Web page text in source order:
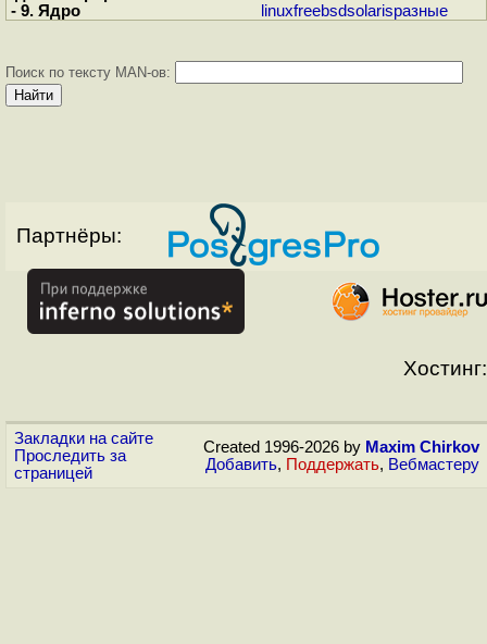
- 9. Ядро
linuxfreebsdsolarisразные
Поиск по тексту MAN-ов:
Партнёры:
Хостинг:
Закладки на сайте
Проследить за
страницей
Created 1996-2026 by Maxim Chirkov
Добавить, Поддержать, Вебмастеру